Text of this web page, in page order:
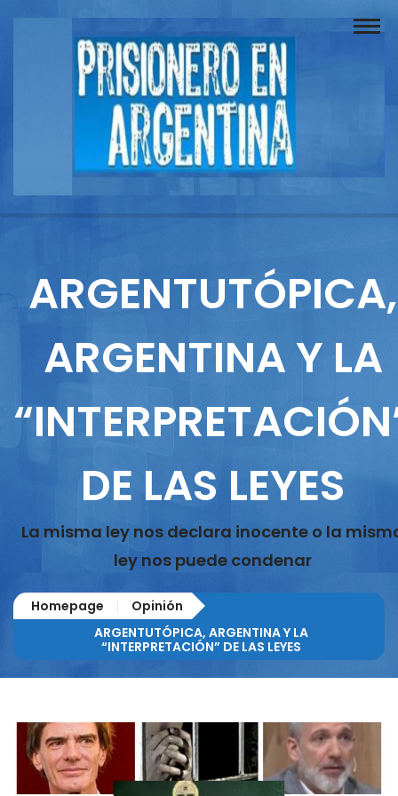
Buscador
Documentos
Reportajes
Columnistas
ARGENTUTÓPICA,
ARGENTINA Y LA
DE LAS LEYES
La misma ley nos declara inocente o la
ley nos puede condenar
Homepage
Opinión
ARGENTUTÓPICA, ARGENTINA Y LA
“INTERPRETACIÓN” DE LAS LEYES